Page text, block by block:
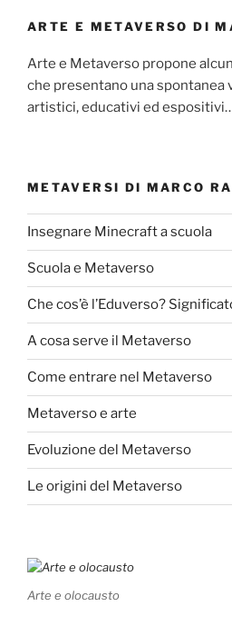
ARTE E METAVERSO DI
Arte e Metaverso propone
che presentano una spontanea
artistici, educativi ed
METAVERSI DI MARCO
Insegnare Minecraft a scuola
Scuola e Metaverso
Che cos’è l’Eduverso?
A cosa serve il Metaverso
Come entrare nel Metaverso
Metaverso e arte
Evoluzione del Metaverso
Le origini del Metaverso
Arte e olocausto